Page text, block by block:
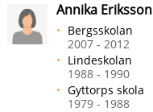
Annika Eriksson
Bergsskolan
2007 - 2012
Lindeskolan
1988 - 1990
Gyttorps skola
1979 - 1988